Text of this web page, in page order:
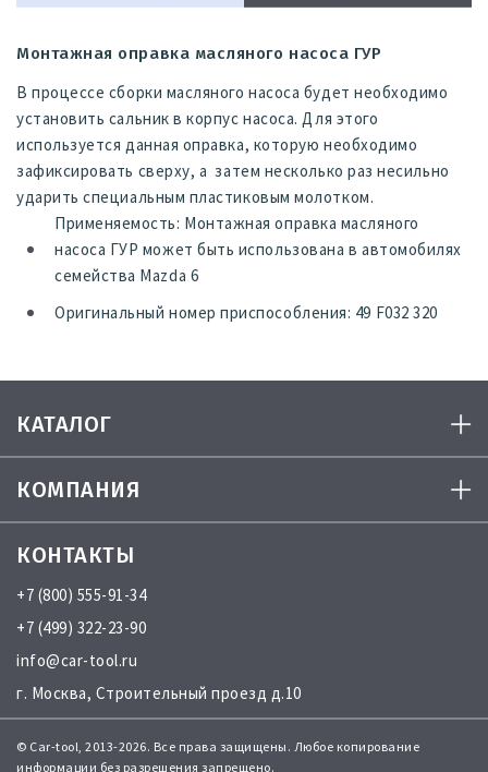
Монтажная оправка масляного насоса ГУР
В процессе сборки масляного насоса будет необходимо
установить сальник в корпус насоса. Для этого
используется данная оправка, которую необходимо
зафиксировать сверху, а затем несколько раз несильно
ударить специальным пластиковым молотком.
Применяемость: Монтажная оправка масляного
насоса ГУР может быть использована в автомобилях
семейства Mazda 6
Оригинальный номер приспособления: 49 F032 320
КАТАЛОГ
КОМПАНИЯ
КОНТАКТЫ
+7 (800) 555-91-34
+7 (499) 322-23-90
info@car-tool.ru
г. Москва, Строительный проезд д.10
© Car-tool, 2013-2026. Все права защищены. Любое копирование
информации без разрешения запрещено.